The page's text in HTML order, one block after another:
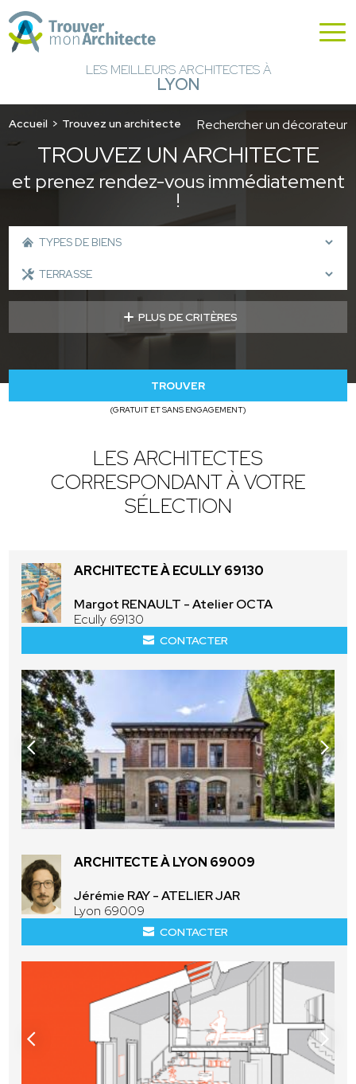
LES MEILLEURS ARCHITECTES À
LYON
Accueil Trouvez un architecte Rechercher un décorateur
TROUVEZ UN ARCHITECTE
et prenez rendez-vous immédiatement
!
PLUS DE CRITÈRES
TROUVER
(GRATUIT ET SANS ENGAGEMENT)
LES ARCHITECTES
CORRESPONDANT À VOTRE
SÉLECTION
ARCHITECTE À ECULLY 69130
Margot RENAULT - Atelier OCTA
Ecully 69130
CONTACTER
ARCHITECTE À LYON 69009
Jérémie RAY - ATELIER JAR
Lyon 69009
CONTACTER